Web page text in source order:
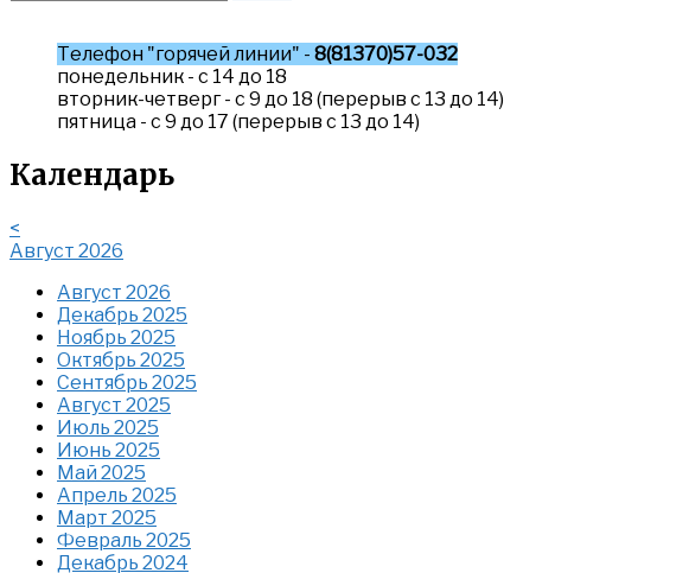
Телефон "горячей линии" - 8(81370)57-032
понедельник - с 14 до 18
вторник-четверг - с 9 до 18 (перерыв с 13 до 14)
пятница - с 9 до 17 (перерыв с 13 до 14)
Календарь
<
Август 2026
Август 2026
Декабрь 2025
Ноябрь 2025
Октябрь 2025
Сентябрь 2025
Август 2025
Июль 2025
Июнь 2025
Май 2025
Апрель 2025
Март 2025
Февраль 2025
Декабрь 2024